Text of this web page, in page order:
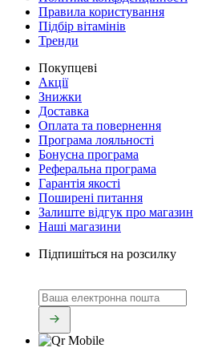
Правила користування
Підбір вітамінів
Тренди
Покупцеві
Акції
Знижки
Доставка
Оплата та повернення
Програма лояльності
Бонусна програма
Реферальна програма
Гарантія якості
Поширені питання
Залиште відгук про магазин
Наші магазини
Підпишіться на розсилку